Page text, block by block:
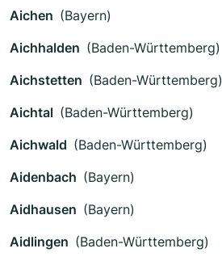
Aichen (Bayern)
Aichhalden (Baden-Württemberg)
Aichstetten (Baden-Württemberg)
Aichtal (Baden-Württemberg)
Aichwald (Baden-Württemberg)
Aidenbach (Bayern)
Aidhausen (Bayern)
Aidlingen (Baden-Württemberg)